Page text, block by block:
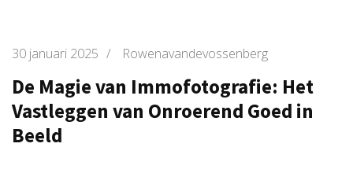
30 januari 2025 / Rowenavandevossenberg
De Magie van Immofotografie: Het
Vastleggen van Onroerend Goed in
Beeld